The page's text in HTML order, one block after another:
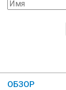
ОБЗОР